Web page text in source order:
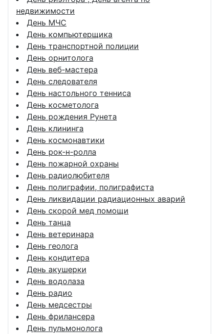
недвижимости
День МЧС
День компьютерщика
День транспортной полиции
День орнитолога
День веб-мастера
День следователя
День настольного тенниса
День косметолога
День рождения Рунета
День клининга
День космонавтики
День рок-н-ролла
День пожарной охраны
День радиолюбителя
День полиграфии, полиграфиста
День ликвидации радиационных аварий
День скорой мед помощи
День танца
День ветеринара
День геолога
День кондитера
День акушерки
День водолаза
День радио
День медсестры
День фрилансера
День пульмонолога